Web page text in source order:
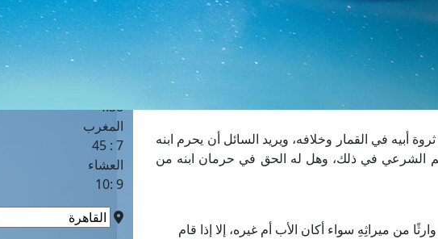
أبيه في القمار وخلافه، ويريد السائل أن يحرم ابنه
الشرعي في ذلك، وهل له الحق في حرمان ابنه من
من ميراثِهِ سواء أكان الأب أم غيره، إلا إذا قام
الشروق
6 :17
4:38
المغرب
7 : 45
العشاء
9 :10